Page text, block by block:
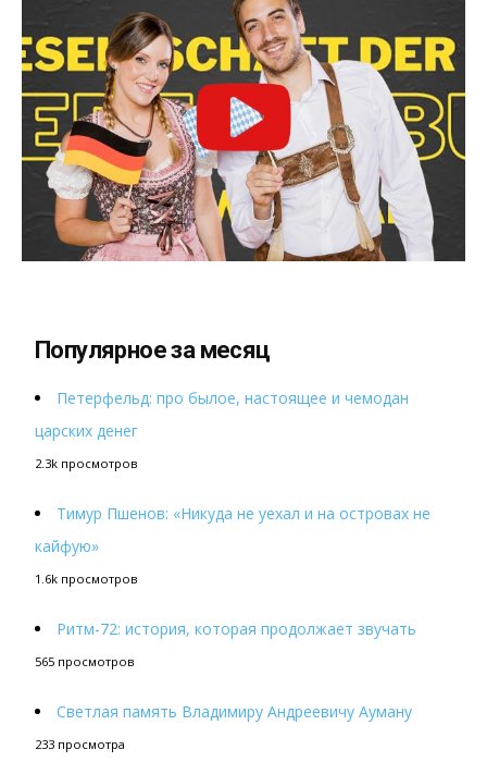
Популярное за месяц
Петерфельд: про былое, настоящее и чемодан
царских денег
2.3k просмотров
Тимур Пшенов: «Никуда не уехал и на островах не
кайфую»
1.6k просмотров
Ритм-72: история, которая продолжает звучать
565 просмотров
Светлая память Владимиру Андреевичу Ауману
233 просмотра